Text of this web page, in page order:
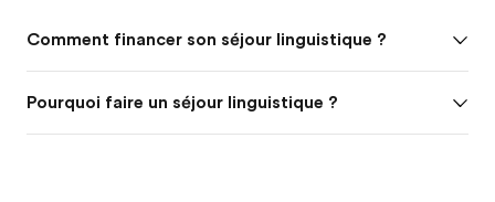
Comment financer son séjour linguistique ?
Pourquoi faire un séjour linguistique ?